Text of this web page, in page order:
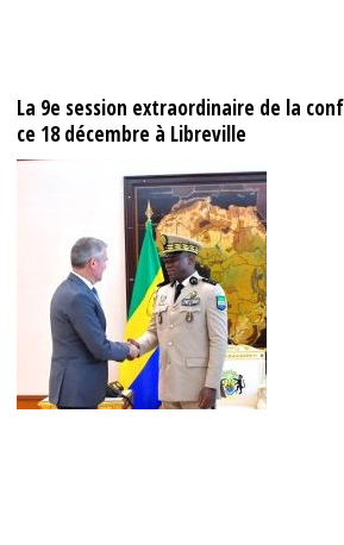
La 9e session extraordinaire de la
ce 18 décembre à Libreville